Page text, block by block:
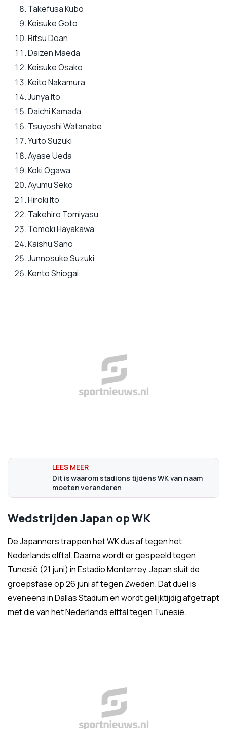
Takefusa Kubo
Keisuke Goto
Ritsu Doan
Daizen Maeda
Keisuke Osako
Keito Nakamura
Junya Ito
Daichi Kamada
Tsuyoshi Watanabe
Yuito Suzuki
Ayase Ueda
Koki Ogawa
Ayumu Seko
Hiroki Ito
Takehiro Tomiyasu
Tomoki Hayakawa
Kaishu Sano
Junnosuke Suzuki
Kento Shiogai
Dit is waarom stadions tijdens WK van naam
moeten veranderen
Wedstrijden Japan op WK
De Japanners trappen het WK dus af tegen het
Nederlands elftal. Daarna wordt er gespeeld tegen
Tunesië (21 juni) in Estadio Monterrey. Japan sluit de
groepsfase op 26 juni af tegen Zweden. Dat duel is
eveneens in Dallas Stadium en wordt gelijktijdig afgetrapt
met die van het Nederlands elftal tegen Tunesië.